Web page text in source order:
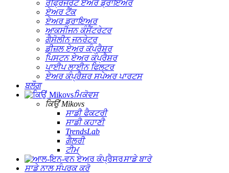
ਰੈਫ੍ਰਿਜਰੈਂਟ ਏਅਰ ਡ੍ਰਾਇਅਰ
ਏਅਰ ਟੈਂਕ
ਏਅਰ ਡ੍ਰਾਇਅਰ
ਆਕਸੀਜਨ ਕੰਸੈਂਟਰੇਟਰ
ਗੈਸੋਲੀਨ ਜਨਰੇਟਰ
ਡੀਜ਼ਲ ਏਅਰ ਕੰਪ੍ਰੈਸ਼ਰ
ਪਿਸਟਨ ਏਅਰ ਕੰਪ੍ਰੈਸ਼ਰ
ਪਾਈਪ ਲਾਈਨ ਫਿਲਟਰ
ਏਅਰ ਕੰਪ੍ਰੈਸ਼ਰ ਸਪੇਅਰ ਪਾਰਟਸ
ਬਲੌਗ
ਮਿਕੋਵਸ
ਕਿਉਂ Mikovs
ਸਾਡੀ ਫੈਕਟਰੀ
ਸਾਡੀ ਕਹਾਣੀ
TrendsLab
ਗੈਲਰੀ
ਟੀਮ
ਸਾਡੇ ਬਾਰੇ
ਸਾਡੇ ਨਾਲ ਸੰਪਰਕ ਕਰੋ